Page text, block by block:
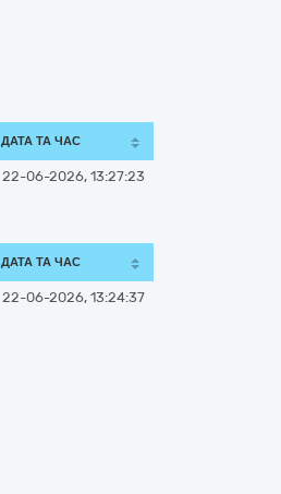
ДАТА ТА ЧАС
22-06-2026, 13:27:23
ДАТА ТА ЧАС
22-06-2026, 13:24:37